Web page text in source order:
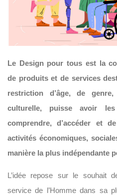
Le Design pour tous est la
de produits et de services
restriction d’âge, de
culturelle, puisse avoir
comprendre, d’accéder et
activités économiques,
manière la plus indépendante
L’idée repose sur le souhait
service de l’Homme dans sa